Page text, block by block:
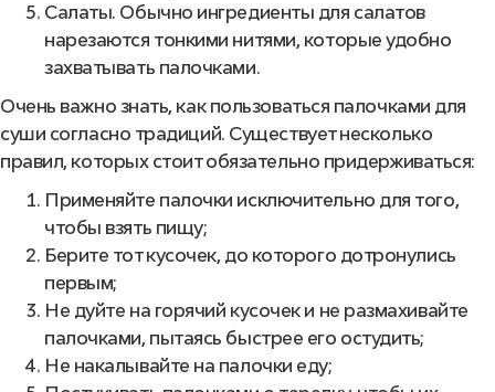
Салаты. Обычно ингредиенты для салатов
нарезаются тонкими нитями, которые удобно
захватывать палочками.
Очень важно знать, как пользоваться палочками для
суши согласно традиций. Существует несколько
правил, которых стоит обязательно придерживаться:
Применяйте палочки исключительно для того,
чтобы взять пищу;
Берите тот кусочек, до которого дотронулись
первым;
Не дуйте на горячий кусочек и не размахивайте
палочками, пытаясь быстрее его остудить;
Не накалывайте на палочки еду;